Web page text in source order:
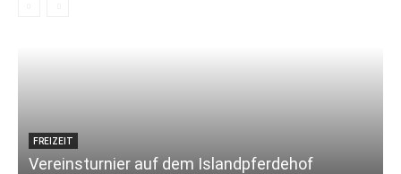
FREIZEIT
Vereinsturnier auf dem Islandpferdehof